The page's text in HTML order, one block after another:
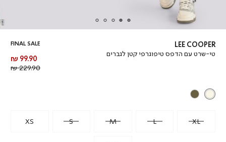
LEE COOPER
טי-שרט עם הדפס טיפוגרפי קטן לגברים
FINAL SALE
מחיר
מוצר
99.90 ₪
229.90 ₪
XS S M L XL